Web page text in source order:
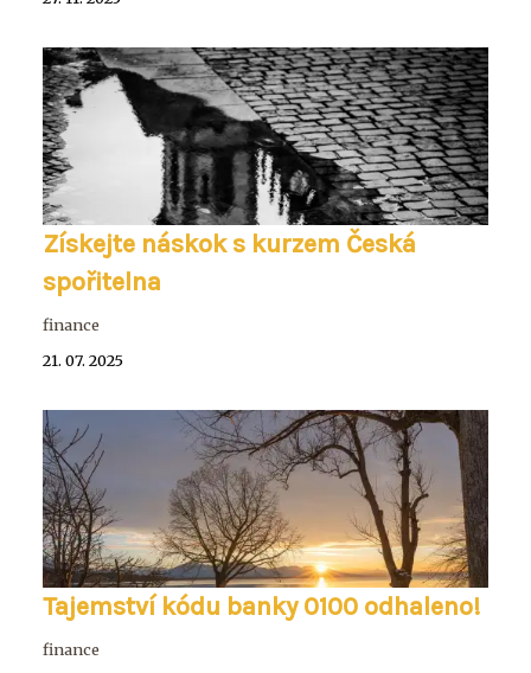
Získejte náskok s kurzem Česká
spořitelna
finance
21. 07. 2025
Tajemství kódu banky 0100 odhaleno!
finance